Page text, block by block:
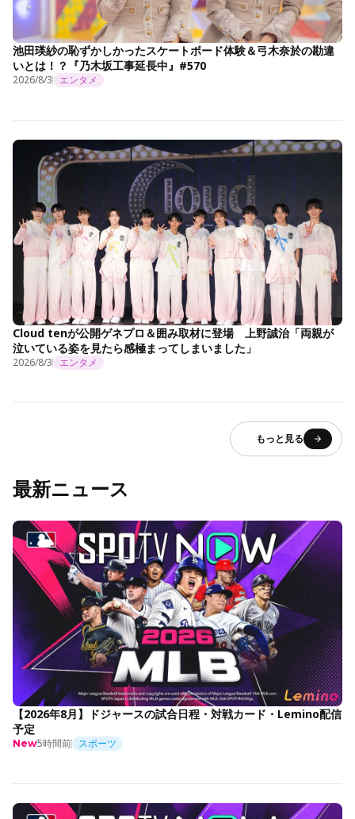
池田瑛紗の恥ずかしかったスケートボード体験＆弓木奈於の勘違
いとは！？『乃木坂工事延長中』#570
2026/8/3 エンタメ
Cloud tenが公開ゲネプロ＆囲み取材に登場 上野誠治「両親が
泣いている姿を見たら感極まってしまいました」
2026/8/3 エンタメ
もっと見る
最新ニュース
【2026年8月】ドジャースの試合日程・対戦カード・Lemino配信
予定
New5時間前 スポーツ